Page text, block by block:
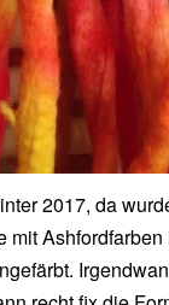
2017, da
mit Ashfordfarben